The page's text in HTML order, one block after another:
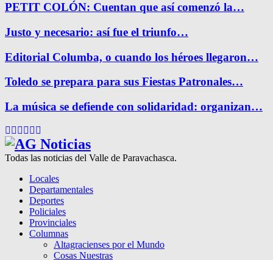
PETIT COLÓN: Cuentan que así comenzó la…
Justo y necesario: así fue el triunfo…
Editorial Columba, o cuando los héroes llegaron…
Toledo se prepara para sus Fiestas Patronales…
La música se defiende con solidaridad: organizan…
Facebook
Twitter
Instagram
Pinterest
Google
Todas las noticias del Valle de Paravachasca.
Locales
Departamentales
Deportes
Policiales
Provinciales
Columnas
Altagracienses por el Mundo
Cosas Nuestras